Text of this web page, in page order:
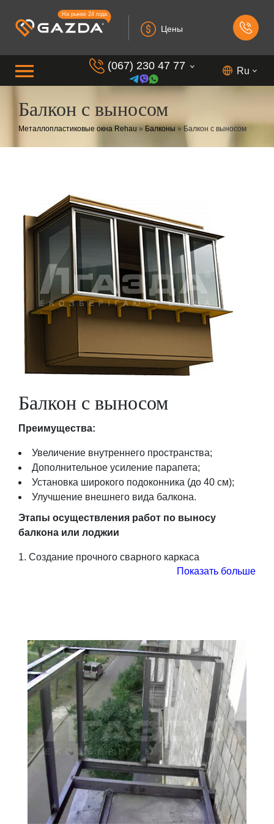
На рынке 24 года
Цены
(067) 230 47 77
(099) 230 73 37
Ru
Балкон с выносом
Металлопластиковые окна Rehau » Балконы » Балкон с выносом
Балкон с выносом
Преимущества:
Увеличение внутреннего пространства;
Дополнительное усиление парапета;
Установка широкого подоконника (до 40 см);
Улучшение внешнего вида балкона.
Этапы осуществления работ по выносу
балкона или лоджии
1. Создание прочного сварного каркаса
с определенным шагом (все зависит от ширины
каркаса, веса окон и типа парапета). Для того
чтобы нагрузка распределялась равномерно на все
узлы, по периметру балкона приваривается
направляющая (пластина или уголок), на которую в
дальнейшем и устанавливаются окна.
2. Наружная обшивка
Для придания балкону красивого внешнего вида со
стороны улицы каркас обшивается сайдингом,
металлопластиковой вагонкой или профнастилом.
3. Внутреннее утепление
Показать больше